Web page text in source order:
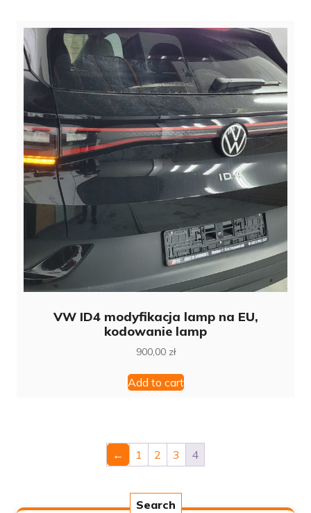
VW ID4 modyfikacja lamp na EU,
kodowanie lamp
900,00 zł
Add to cart
← 1 2 3 4
Search